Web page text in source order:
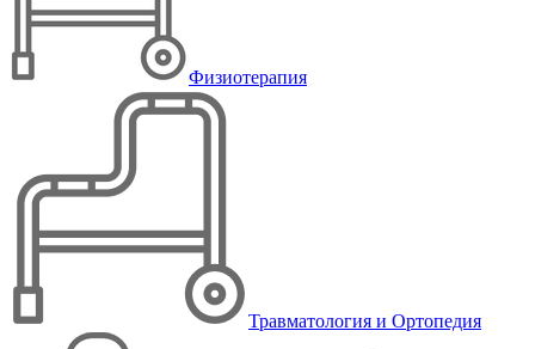
Физиотерапия
Травматология и Ортопедия